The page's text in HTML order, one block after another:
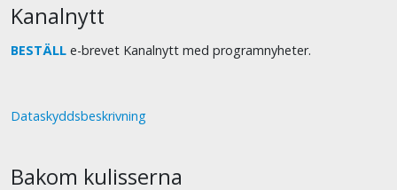
Kanalnytt
BESTÄLL e-brevet Kanalnytt med programnyheter.
Dataskyddsbeskrivning
Bakom kulisserna